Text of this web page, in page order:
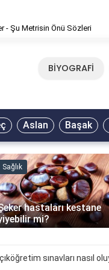
- Şu Metrisin Önü Sözleri
BİYOGRAFİ
Aslan Başak
Sağlık
hastaları kestane
mi?
sınavları nasıl